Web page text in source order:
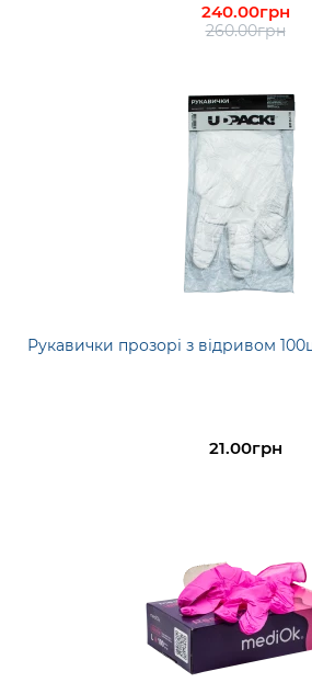
240.00грн
260.00грн
Рукавички прозорі з відривом
21.00грн